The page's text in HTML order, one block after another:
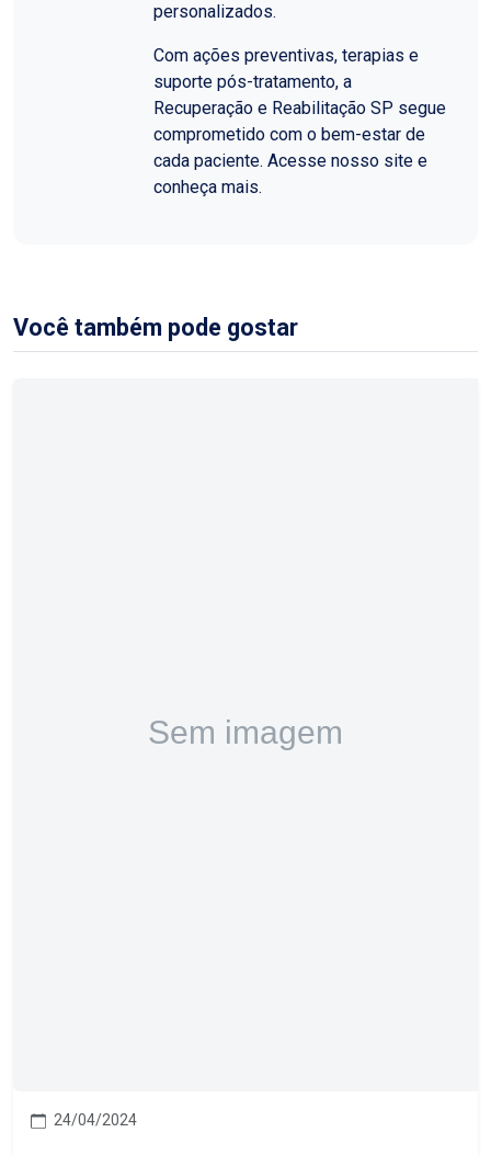
personalizados.
Com ações preventivas, terapias e
suporte pós-tratamento, a
Recuperação e Reabilitação SP segue
comprometido com o bem-estar de
cada paciente. Acesse nosso site e
conheça mais.
Você também pode gostar
24/04/2024